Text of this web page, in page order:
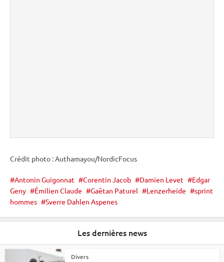
Crédit photo : Authamayou/NordicFocus
Antonin Guigonnat Corentin Jacob Damien Levet
Edgar
Geny
Émilien Claude Gaëtan Paturel Lenzerheide
sprint
hommes
Sverre Dahlen Aspenes
Les dernières news
Divers